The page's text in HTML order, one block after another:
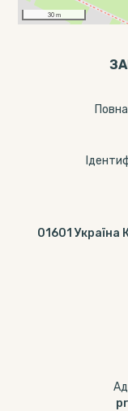
30 m
01601 Україна